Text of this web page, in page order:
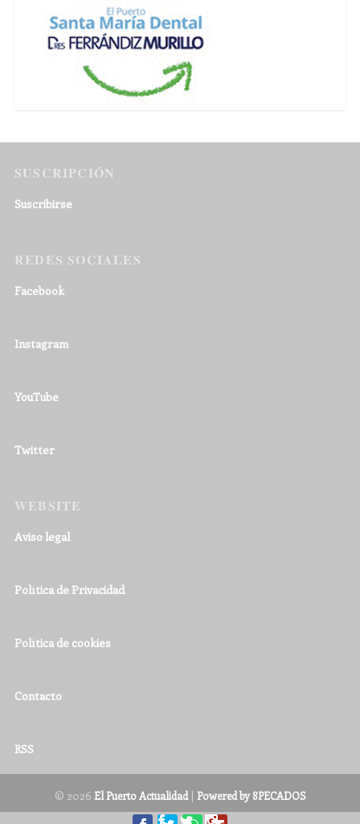
SUSCRIPCIÓN
Suscribirse
REDES SOCIALES
Facebook
Instagram
YouTube
Twitter
WEBSITE
Aviso legal
Política de Privacidad
Política de cookies
Contacto
RSS
© 2026 El Puerto Actualidad| Powered by 8PECADOS